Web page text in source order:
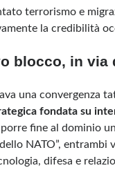
terrorismo e
la credibilità
blocco, in via
una convergenza
fondata su
fine al dominio
NATO”, entrambi
difesa e